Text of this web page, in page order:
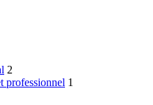
2
professionnel 1